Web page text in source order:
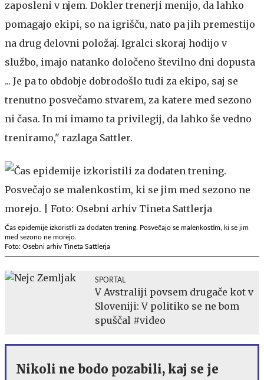
zaposleni v njem. Dokler trenerji menijo, da lahko
pomagajo ekipi, so na igrišču, nato pa jih premestijo
na drug delovni položaj. Igralci skoraj hodijo v
službo, imajo natanko določeno številno dni dopusta
... Je pa to obdobje dobrodošlo tudi za ekipo, saj se
trenutno posvečamo stvarem, za katere med sezono
ni časa. In mi imamo ta privilegij, da lahko še vedno
treniramo," razlaga Sattler.
Čas epidemije izkoristili za dodaten trening. Posvečajo se malenkostim, ki se jim
med sezono ne morejo.
Foto: Osebni arhiv Tineta Sattlerja
SPORTAL
V Avstraliji povsem drugače kot v
Sloveniji: V politiko se ne bom
spuščal #video
Nikoli ne bodo pozabili, kaj se je